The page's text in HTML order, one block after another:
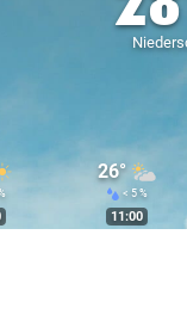
26°
< 5 %
11:00